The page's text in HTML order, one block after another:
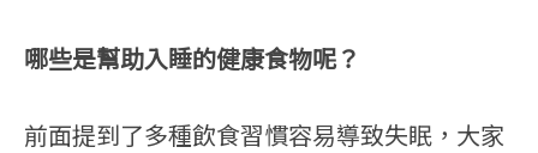
哪些是幫助入睡的健康食物呢？
前面提到了多種飲食習慣容易導致失眠，大家